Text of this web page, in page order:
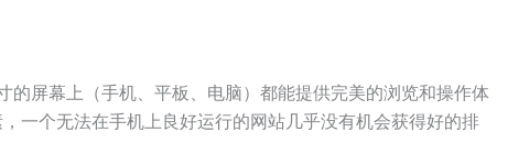
的屏幕上（手机、平板、电脑）都能提供完美的浏览和操作体
一个无法在手机上良好运行的网站几乎没有机会获得好的排